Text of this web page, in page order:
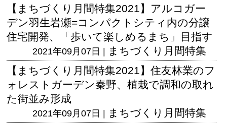
【まちづくり月間特集2021】アルコガー
デン羽生岩瀬=コンパクトシティ内の分譲
住宅開発、「歩いて楽しめるまち」目指す
2021年09月07日 | まちづくり月間特集
【まちづくり月間特集2021】住友林業のフ
ォレストガーデン秦野、植栽で調和の取れ
た街並み形成
2021年09月07日 | まちづくり月間特集